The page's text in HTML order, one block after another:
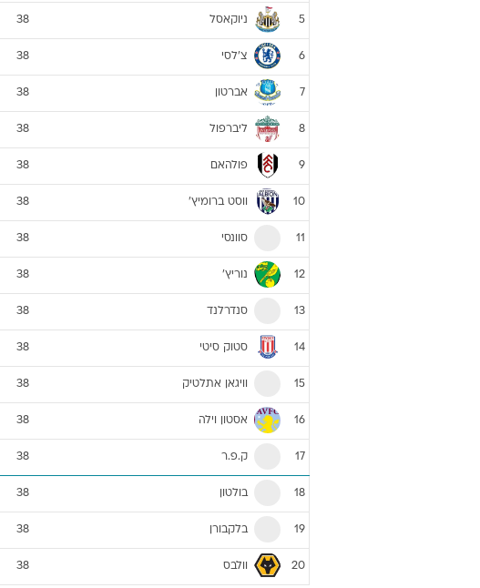
5 ניוקאסל 38
6 צ'לסי 38
7 אברטון 38
8 ליברפול 38
9 פולהאם 38
10 ווסט ברומיץ' 38
11 סוונסי 38
12 נוריץ' 38
13 סנדרלנד 38
14 סטוק סיטי 38
15 וויגאן אתלטיק 38
16 אסטון וילה 38
17 ק.פ.ר 38
18 בולטון 38
19 בלקבורן 38
20 וולבס 38